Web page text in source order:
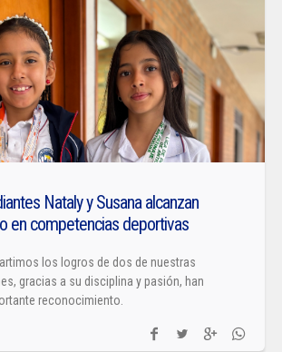
Nataly y Susana alcanzan
en competencias deportivas
los logros de dos de nuestras
gracias a su disciplina y pasión, han
reconocimiento.